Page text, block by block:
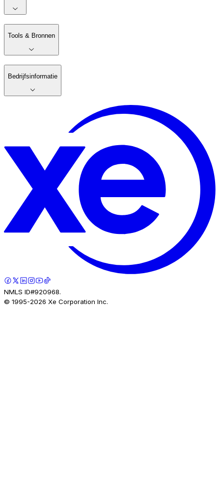
Tools & Bronnen
Bedrijfsinformatie
NMLS ID#920968.
© 1995-2026 Xe Corporation Inc.